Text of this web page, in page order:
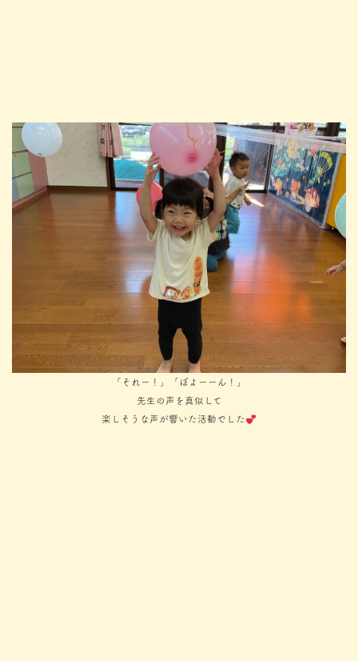
「それー！」「ぼよーーん！」
先生の声を真似して
楽しそうな声が響いた活動でした